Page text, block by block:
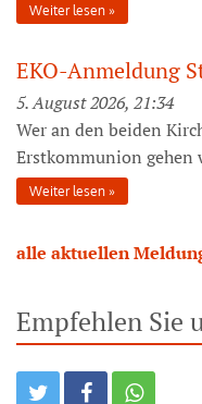
Weiter lesen
EKO-Anmeldung
5. August 2026, 21:34
Wer an den beiden
Erstkommunion
Weiter lesen
alle aktuellen
Empfehlen Sie